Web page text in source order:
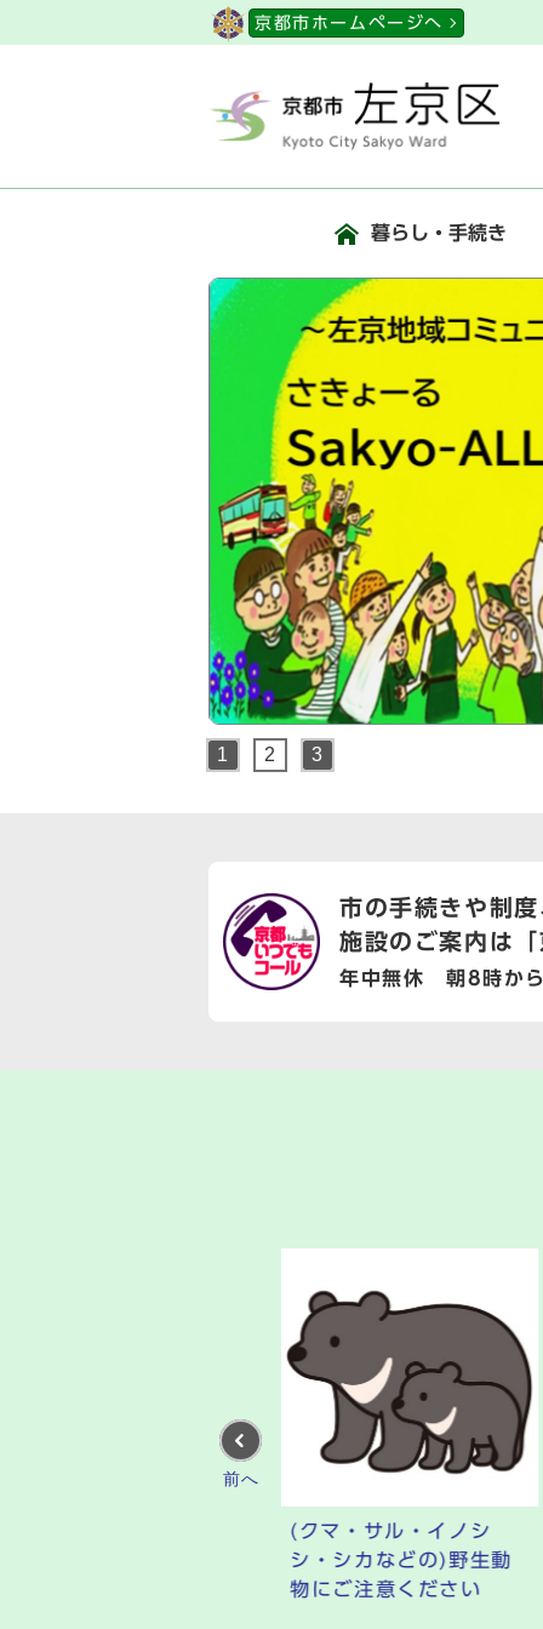
京都市ホームページへ
暮らし・手続き
ビジュアルエリア
1 2 3
市の手続きや制
施設のご案内は
年中無休 朝8時か
前へ
(クマ・サル・イノシ
シ・シカなどの)野生動
物にご注意ください